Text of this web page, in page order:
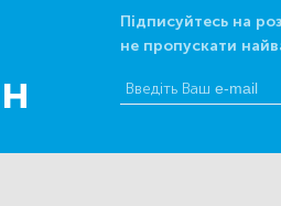
Підписуйтесь на
не пропускати